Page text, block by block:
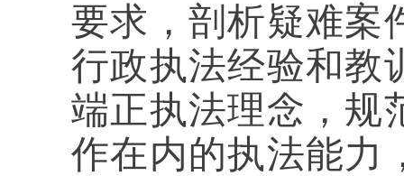
要求，剖析疑难案
行政执法经验和教
端正执法理念，规
作在内的执法能力